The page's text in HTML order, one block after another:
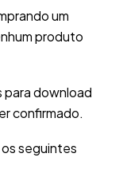
um
produto
para download
confirmado.
seguintes